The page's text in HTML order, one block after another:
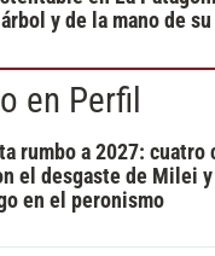
y de la mano de
en Perfil
rumbo a 2027:
el desgaste de Milei
en el peronismo